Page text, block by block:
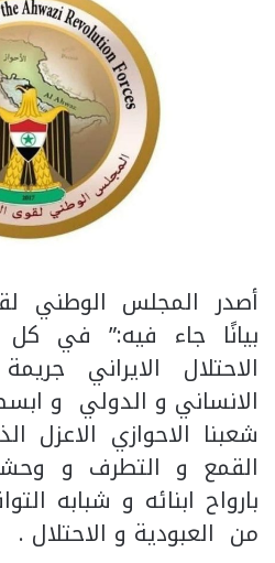
أصدر المجلس الوطني
بيانًا جاء فيه:” في
الاحتلال الايراني
الانساني و الدولي و
شعبنا الاحوازي الاعزل
القمع و التطرف و
بارواح ابنائه و شبابه
من العبودية و الاحتلال .